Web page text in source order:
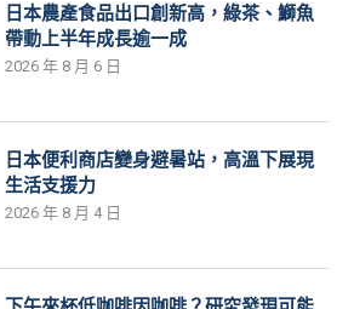
日本農產食品出口創新高，綠茶、鰤魚
帶動上半年成長逾一成
2026 年 8 月 6 日
日本便利商店變身避暑站，高溫下展現
生活支援力
2026 年 8 月 4 日